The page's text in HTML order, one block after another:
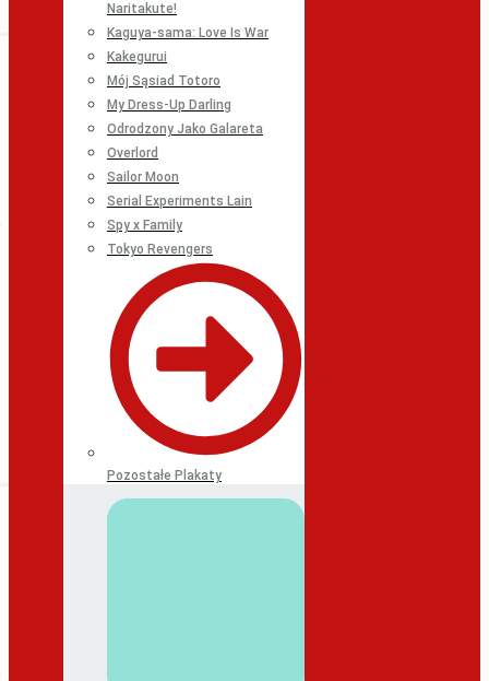
Naritakute!
Kaguya-sama: Love Is War
Kakegurui
Mój Sąsiad Totoro
My Dress-Up Darling
Odrodzony Jako Galareta
Overlord
Sailor Moon
Serial Experiments Lain
Spy x Family
Tokyo Revengers
Pozostałe Plakaty